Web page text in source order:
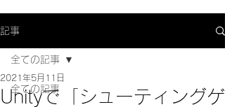
記事
全ての記事
全ての記事
Unityで「シューティングゲ
2021年5月11日